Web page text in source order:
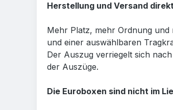
Herstellung und Versand
Mehr Platz, mehr Ordnung
und einer auswählbaren
Der Auszug verriegelt sich
der Auszüge.
Die Euroboxen sind nicht im